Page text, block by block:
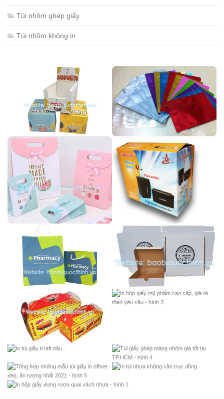
Túi nhôm ghép giấy
Túi nhôm không in